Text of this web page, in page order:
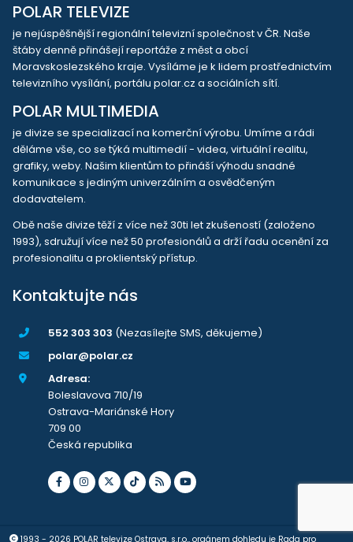
POLAR TELEVIZE
je nejúspěšnější regionální televizní společnost v ČR. Naše
štáby denně přinášejí reportáže z měst a obcí
Moravskoslezského kraje. Vysíláme je k lidem prostřednictvím
televizního vysílání, portálu polar.cz a sociálních sítí.
POLAR MULTIMEDIA
je divize se specializací na komerční výrobu. Umíme a rádi
děláme vše, co se týká multimedií - videa, virtuální realitu,
grafiky, weby. Našim klientům to přináší výhodu snadné
komunikace s jediným univerzálním a osvědčeným
dodavatelem.
Obě naše divize těží z více než 30ti let zkušeností (založeno
1993), sdružují více než 50 profesionálů a drží řadu ocenění za
profesionalitu a proklientský přístup.
Kontaktujte nás
552 303 303 (Nezasílejte SMS, děkujeme)
polar@polar.cz
Adresa:
Boleslavova 710/19
Ostrava-Mariánské Hory
709 00
Česká republika
1993 - 2026 POLAR televize Ostrava, s.r.o., orgánem dohledu je Rada pro